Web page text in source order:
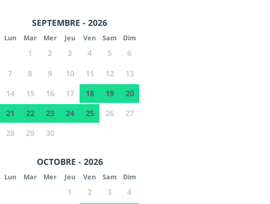
SEPTEMBRE - 2026
Lun Mar Mer Jeu Ven Sam Dim
1 2 3 4 5
6
7
8 9 10 11 12
13
14
15 16 17 18 19
20
21
22 23 24 25 26
27
28
29 30
OCTOBRE - 2026
Lun Mar Mer Jeu Ven Sam Dim
1 2 3
4